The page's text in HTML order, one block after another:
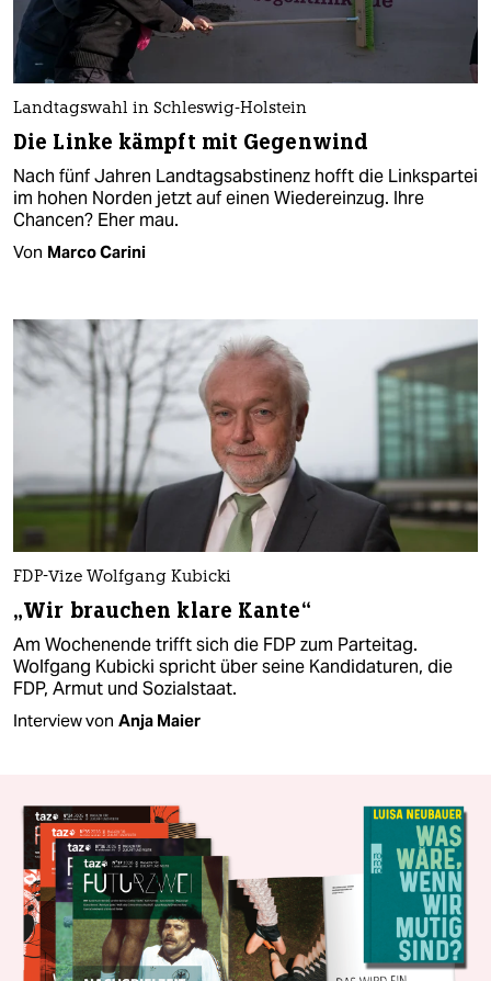
Landtagswahl in Schleswig-Holstein
Die Linke kämpft mit Gegenwind
Nach fünf Jahren Landtagsabstinenz hofft die Linkspartei
im hohen Norden jetzt auf einen Wiedereinzug. Ihre
Chancen? Eher mau.
Von Marco Carini
FDP-Vize Wolfgang Kubicki
„Wir brauchen klare Kante“
Am Wochenende trifft sich die FDP zum Parteitag.
Wolfgang Kubicki spricht über seine Kandidaturen, die
FDP, Armut und Sozialstaat.
Interview von Anja Maier